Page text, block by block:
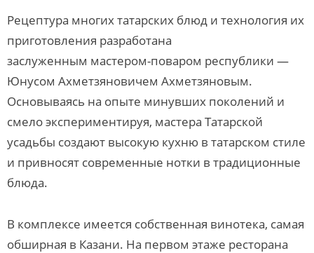
Рецептура многих татарских блюд и технология их
приготовления разработана
заслуженным мастером-поваром республики —
Юнусом Ахметзяновичем Ахметзяновым.
Основываясь на опыте минувших поколений и
смело экспериментируя, мастера Татарской
усадьбы создают высокую кухню в татарском стиле
и привносят современные нотки в традиционные
блюда.
В комплексе имеется собственная винотека, самая
обширная в Казани. На первом этаже ресторана